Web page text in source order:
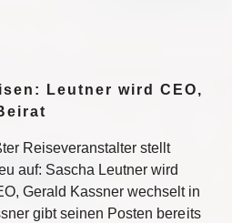
Leutner wird CEO,
Reiseveranstalter stellt
auf: Sascha Leutner wird
Gerald Kassner wechselt in
gibt seinen Posten bereits